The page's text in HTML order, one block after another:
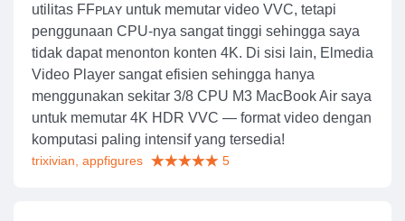
utilitas FFᴘʟᴀʏ untuk memutar video VVC, tetapi
penggunaan CPU-nya sangat tinggi sehingga saya
tidak dapat menonton konten 4K. Di sisi lain, Elmedia
Video Player sangat efisien sehingga hanya
menggunakan sekitar 3/8 CPU M3 MacBook Air saya
untuk memutar 4K HDR VVC — format video dengan
komputasi paling intensif yang tersedia!
trixivian, appfigures 5